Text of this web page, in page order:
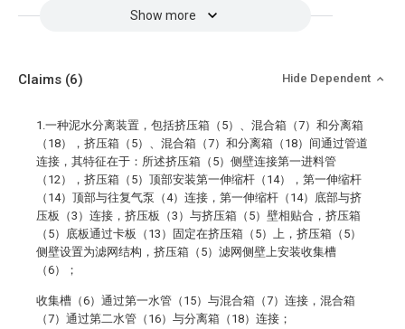
Show more
Claims (6) Hide Dependent
1.一种泥水分离装置，包括挤压箱（5）、混合箱（7）和分离箱
（18），挤压箱（5）、混合箱（7）和分离箱（18）间通过管道
连接，其特征在于：所述挤压箱（5）侧壁连接第一进料管
（12），挤压箱（5）顶部安装第一伸缩杆（14），第一伸缩杆
（14）顶部与往复气泵（4）连接，第一伸缩杆（14）底部与挤
压板（3）连接，挤压板（3）与挤压箱（5）壁相贴合，挤压箱
（5）底板通过卡板（13）固定在挤压箱（5）上，挤压箱（5）
侧壁设置为滤网结构，挤压箱（5）滤网侧壁上安装收集槽
（6）；
收集槽（6）通过第一水管（15）与混合箱（7）连接，混合箱
（7）通过第二水管（16）与分离箱（18）连接；